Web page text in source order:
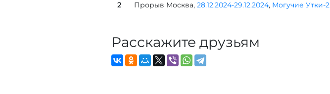
2 Прорыв Москва, 28.12.2024-29.12.2024, Могучие Утки-2
Расскажите друзьям